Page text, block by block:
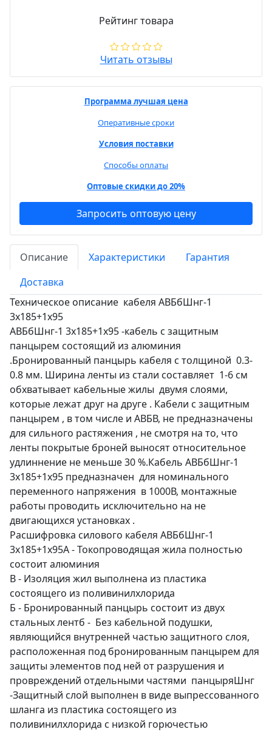
Рейтинг товара
Читать отзывы
Программа лучшая цена
Оперативные сроки
Условия поставки
Способы оплаты
Оптовые скидки до 20%
Запросить оптовую цену
Описание Характеристики
Гарантия
Доставка
Техническое описание кабеля АВБбШнг-1
3х185+1х95
АВБбШнг-1 3х185+1х95 -кабель с защитным
панцырем состоящий из алюминия
.Бронированный панцырь кабеля с толщиной 0.3-
0.8 мм. Ширина ленты из стали составляет 1-6 см
обхватывает кабельные жилы двумя слоями,
которые лежат друг на друге . Кабели с защитным
панцырем , в том числе и АВБВ, не предназначены
для сильного растяжения , не смотря на то, что
ленты покрытые броней выносят относительное
удлиннение не меньше 30 %.Кабель АВБбШнг-1
3х185+1х95 предназначен для номинального
переменного напряжения в 1000В, монтажные
работы проводить исключительно на не
двигающихся установках .
Расшифровка силового кабеля АВБбШнг-1
3х185+1х95А - Токопроводящая жила полностью
состоит алюминия
В - Изоляция жил выполнена из пластика
состоящего из поливинилхлорида
Б - Бронированный панцырь состоит из двух
стальных лентб - Без кабельной подушки,
являющийся внутренней частью защитного слоя,
расположенная под бронированным панцырем для
защиты элементов под ней от разрушения и
провреждений отдельными частями панцыряШнг
-Защитный слой выполнен в виде выпрессованного
шланга из пластика состоящего из
поливинилхлорида с низкой горючестью